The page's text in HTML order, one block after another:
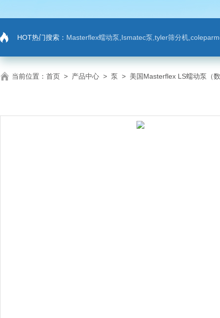
HOT热门搜索： Masterflex蠕动泵,Ismatec泵,tyler筛分机,coleparmer,注射
当前位置： 首页 > 产品中心 > 泵 > 美国Masterflex LS蠕动泵（